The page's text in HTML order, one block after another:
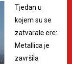
Tjedan u
kojem su se
zatvarale ere:
Metallica je
završila